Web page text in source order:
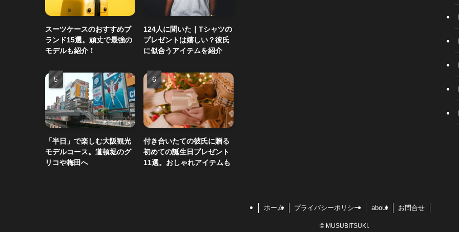
スーツケースのおすすめブ
ランド15選。頑丈で最強の
モデルも紹介！
124人に聞いた｜Tシャツの
プレゼントは嬉しい？彼氏
に似合うアイテムを紹介
「半日」で楽しむ大阪観光
モデルコース。道頓堀のグ
リコや梅田へ
付き合いたての彼氏に贈る
初めての誕生日プレゼント
11選。おしゃれアイテムも
ホーム プライバシーポリシー about お問合せ
©MUSUBITSUKI.